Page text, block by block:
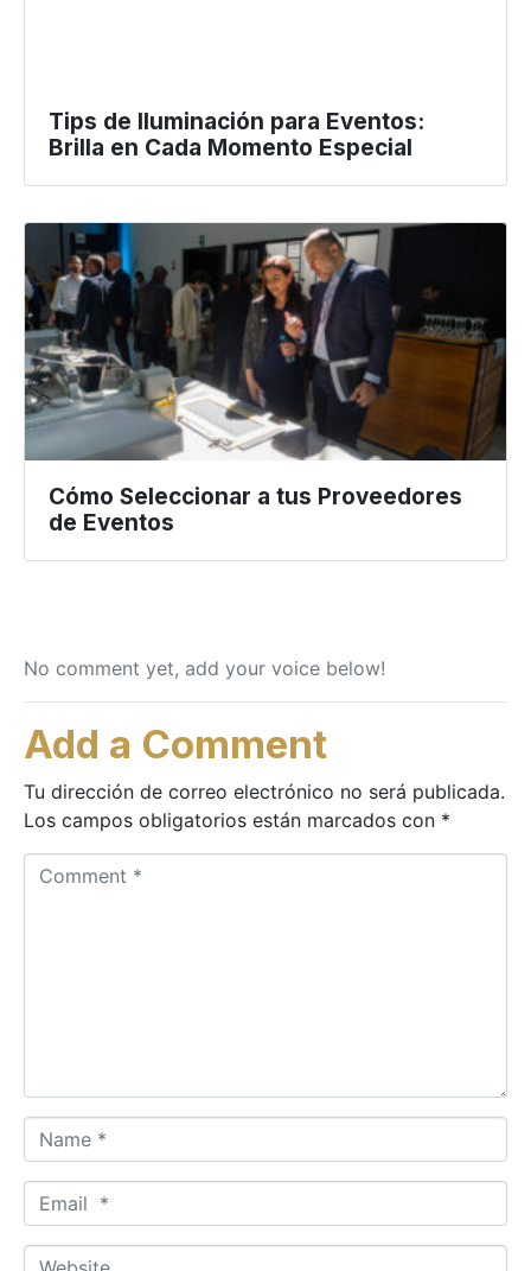
Tips de Iluminación para Eventos:
Brilla en Cada Momento Especial
Cómo Seleccionar a tus Proveedores
de Eventos
No comment yet, add your voice below!
Add a Comment
Tu dirección de correo electrónico no será publicada.
Los campos obligatorios están marcados con *
a
m
*
m
aW